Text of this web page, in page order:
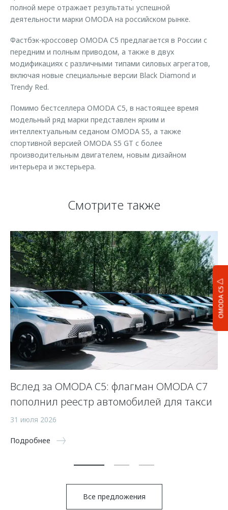
OMODA C5
полной мере отражает результаты успешной
деятельности марки OMODA на российском рынке.
Фастбэк-кроссовер OMODA C5 предлагается в России с
передним и полным приводом, а также в двух
модификациях с различными типами силовых агрегатов,
включая новые специальные версии Black Diamond и
Trendy Red.
Помимо бестселлера OMODA C5, в настоящее время
модельный ряд марки представлен ярким и
интеллектуальным седаном OMODA S5, а также
спортивной версией OMODA S5 GT с более
производительным двигателем, новым дизайном
интерьера и экстерьера.
Смотрите также
Вслед за OMODA C5: флагман OMODA C7
пополнил реестр автомобилей для такси
31 июля 2026
Подробнее
Все предложения